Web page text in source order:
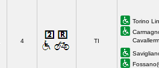
4 TI
Torino